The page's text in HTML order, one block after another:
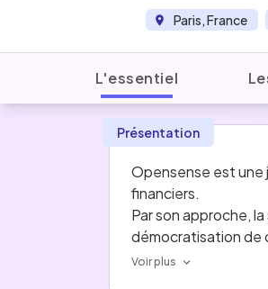
Paris, France
L'essentiel
Présentation
Opensense est une
financiers.
Par son approche,
démocratisation de
complexes. D’autre
Voir plus